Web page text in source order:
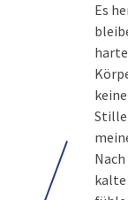
Es
Stille
kalte